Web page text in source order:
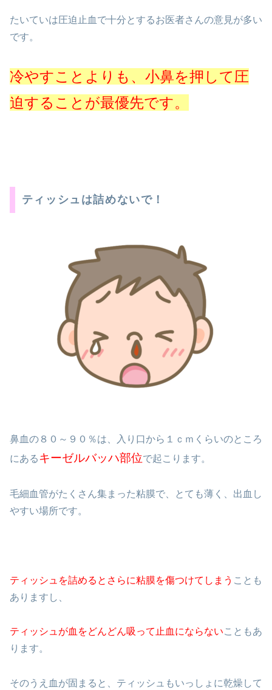
たいていは圧迫止血で十分とするお医者さんの意見が多い
です。
冷やすことよりも、小鼻を押して圧
迫することが最優先です。
ティッシュは詰めないで！
鼻血の８０～９０％は、入り口から１ｃｍくらいのところ
にある キーゼルバッハ部位で起こります。
毛細血管がたくさん集まった粘膜で、とても薄く、出血し
やすい場所です。
ティッシュを詰めるとさらに粘膜を傷つけてしまう ことも
ありますし、
ティッシュが血をどんどん吸って止血にならないこともあ
ります。
そのうえ血が固まると、ティッシュもいっしょに乾燥して